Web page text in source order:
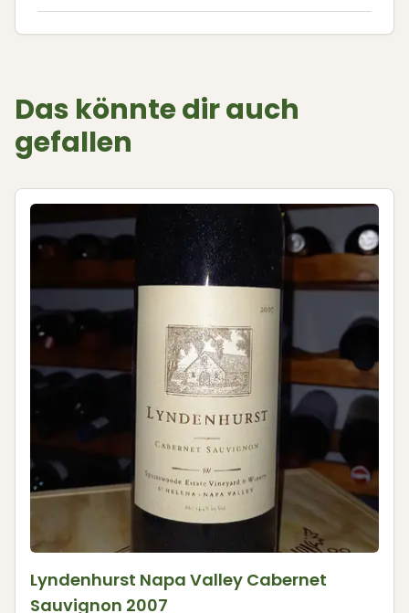
Das könnte dir auch
gefallen
Lyndenhurst Napa Valley Cabernet
Sauvignon 2007